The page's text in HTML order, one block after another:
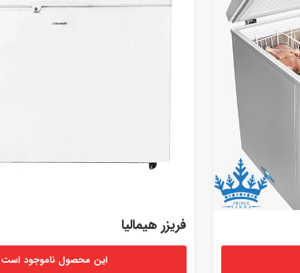
فریزر هیمالیا
این محصول ناموجود است